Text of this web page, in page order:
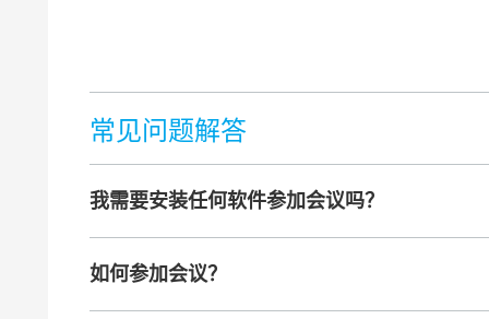
常见问题解答
我需要安装任何软件参加会议吗？
不需要安装软件，可以通过手机微信或者电脑
如何参加会议？